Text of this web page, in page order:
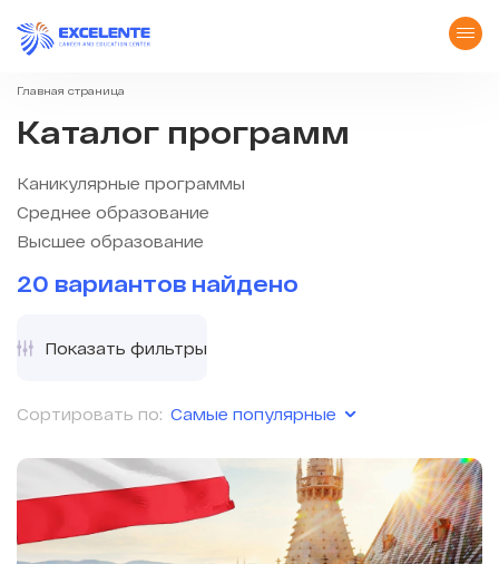
Главная страница
Каталог программ
Каникулярные программы
Среднее образование
Высшее образование
20 вариантов найдено
Сортировать по: Самые популярные
Показать фильтры